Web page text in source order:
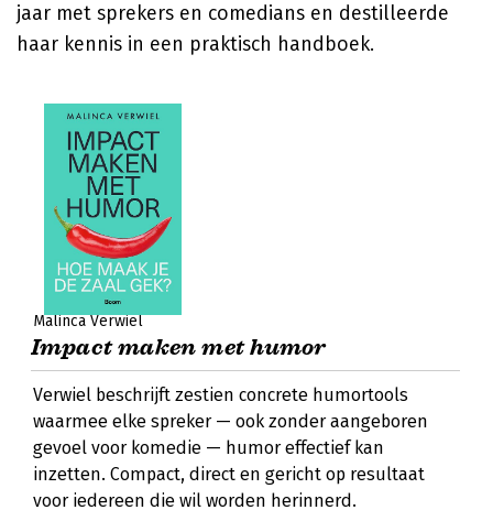
jaar met sprekers en comedians en destilleerde
haar kennis in een praktisch handboek.
Malinca Verwiel
Impact maken met humor
Verwiel beschrijft zestien concrete humortools
waarmee elke spreker — ook zonder aangeboren
gevoel voor komedie — humor effectief kan
inzetten. Compact, direct en gericht op resultaat
voor iedereen die wil worden herinnerd.